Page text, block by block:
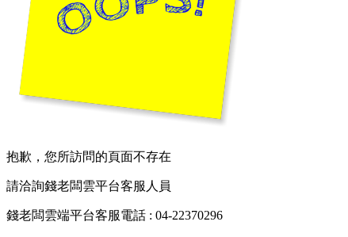
抱歉，您所訪問的頁面不存在
請洽詢錢老闆雲平台客服人員
錢老闆雲端平台客服電話 : 04-22370296